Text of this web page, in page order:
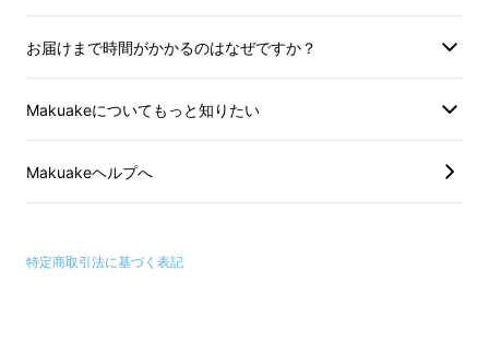
ペース型 。
取り付けは簡単
お届けまで時間がかかるのはなぜですか？
Makuakeについてもっと知りたい
Makuakeヘルプへ
特定商取引法に基づく表記